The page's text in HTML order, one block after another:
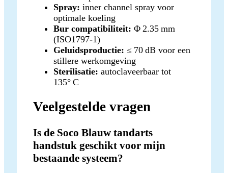
Spray: inner channel spray voor
optimale koeling
Bur compatibiliteit: Φ 2.35 mm
(ISO1797‑1)
Geluidsproductie: ≤ 70 dB voor een
stillere werkomgeving
Sterilisatie: autoclaveerbaar tot
135° C
Veelgestelde vragen
Is de Soco Blauw tandarts
handstuk geschikt voor mijn
bestaande systeem?